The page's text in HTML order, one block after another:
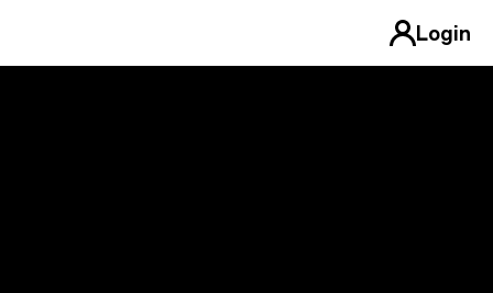
Login